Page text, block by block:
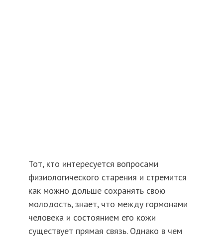
Тот, кто интересуется вопросами
физиологического старения и стремится
как можно дольше сохранять свою
молодость, знает, что между гормонами
человека и состоянием его кожи
существует прямая связь. Однако в чем